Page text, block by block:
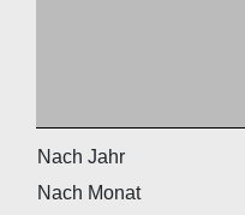
Nach Jahr
Nach Monat